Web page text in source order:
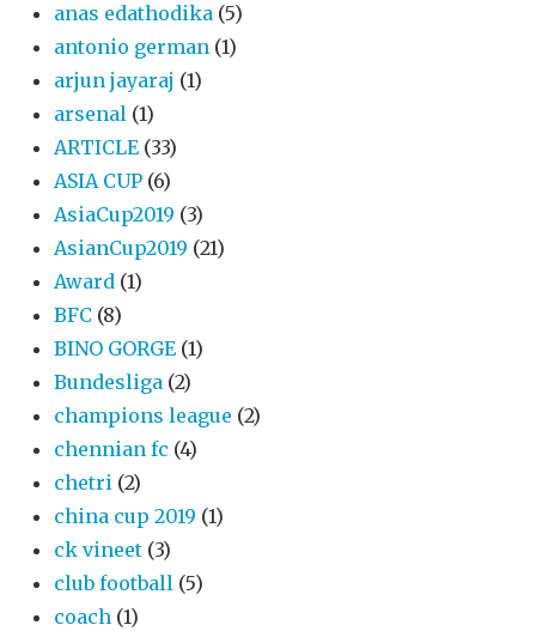
anas edathodika (5)
antonio german (1)
arjun jayaraj (1)
arsenal (1)
ARTICLE (33)
ASIA CUP (6)
AsiaCup2019 (3)
AsianCup2019 (21)
Award (1)
BFC (8)
BINO GORGE (1)
Bundesliga (2)
champions league (2)
chennian fc (4)
chetri (2)
china cup 2019 (1)
ck vineet (3)
club football (5)
coach (1)